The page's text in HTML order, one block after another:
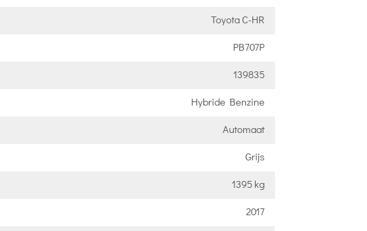
Toyota C-HR
PB707P
139835
Hybride Benzine
Automaat
Grijs
1395 kg
2017